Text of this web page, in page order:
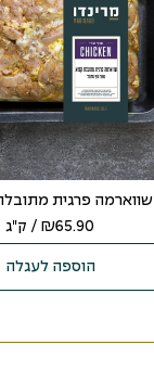
שווארמה פרגית
₪65.90 / ק"ג
הוספה לעגלה